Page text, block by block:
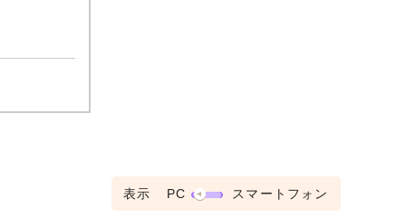
表示 PC スマートフォン